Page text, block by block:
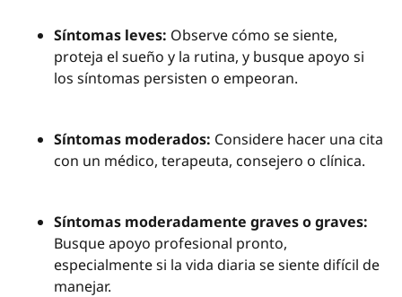
Síntomas leves: Observe cómo se siente,
proteja el sueño y la rutina, y busque apoyo si
los síntomas persisten o empeoran.
Síntomas moderados: Considere hacer una cita
con un médico, terapeuta, consejero o clínica.
Síntomas moderadamente graves o graves:
Busque apoyo profesional pronto,
especialmente si la vida diaria se siente difícil de
manejar.